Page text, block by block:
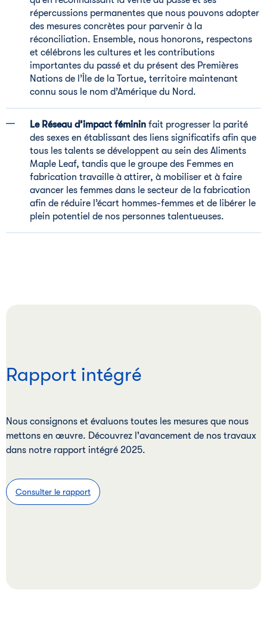
répercussions permanentes que nous pouvons adopter
des mesures concrètes pour parvenir à la
réconciliation. Ensemble, nous honorons, respectons
et célébrons les cultures et les contributions
importantes du passé et du présent des Premières
Nations de l’Île de la Tortue, territoire maintenant
connu sous le nom d’Amérique du Nord.
Le Réseau d’impact féminin fait progresser la parité
des sexes en établissant des liens significatifs afin que
tous les talents se développent au sein des Aliments
Maple Leaf, tandis que le groupe des Femmes en
fabrication travaille à attirer, à mobiliser et à faire
avancer les femmes dans le secteur de la fabrication
afin de réduire l’écart hommes-femmes et de libérer le
plein potentiel de nos personnes talentueuses.
Rapport intégré
Nous consignons et évaluons toutes les mesures que nous
mettons en œuvre. Découvrez l'avancement de nos travaux
dans notre rapport intégré 2025.
Consulter le rapport